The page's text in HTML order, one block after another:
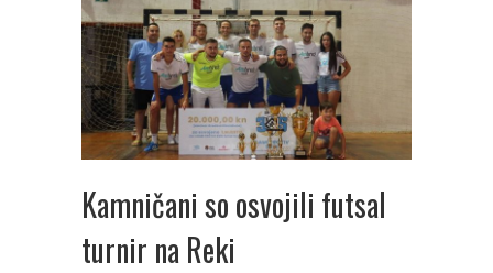
Kamničani so osvojili futsal
turnir na Reki